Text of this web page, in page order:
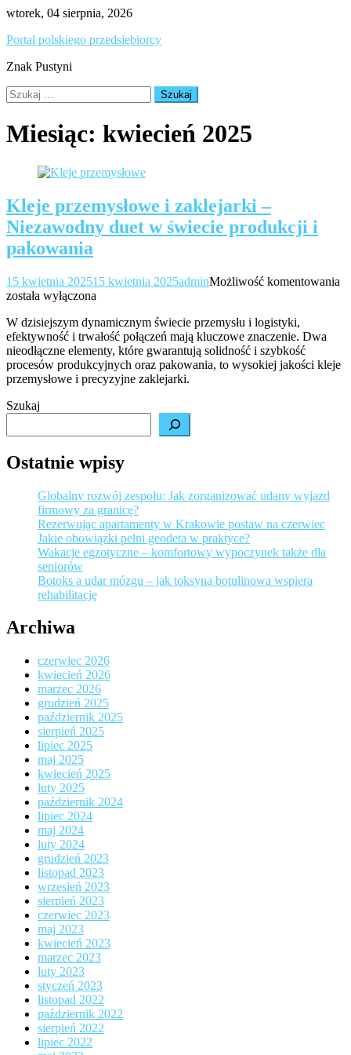
Skip
content
wtorek, 04 sierpnia, 2026
Portal polskiego przedsiębiorcy
Znak Pustyni
Szukaj:
Miesiąc: kwiecień 2025
Kleje przemysłowe i zaklejarki –
Niezawodny duet w świecie produkcji i
pakowania
15 kwietnia 202515 kwietnia 2025adminMożliwość komentowania
została wyłączona
W dzisiejszym dynamicznym świecie przemysłu i logistyki,
efektywność i trwałość połączeń mają kluczowe znaczenie. Dwa
nieodłączne elementy, które gwarantują solidność i szybkość
procesów produkcyjnych oraz pakowania, to wysokiej jakości kleje
przemysłowe i precyzyjne zaklejarki.
Szukaj
Ostatnie wpisy
Globalny rozwój zespołu: Jak zorganizować udany wyjazd
firmowy za granicę?
Rezerwując apartamenty w Krakowie postaw na czerwiec
Jakie obowiązki pełni geodeta w praktyce?
Wakacje egzotyczne – komfortowy wypoczynek także dla
seniorów
Botoks a udar mózgu – jak toksyna botulinowa wspiera
rehabilitację
Archiwa
czerwiec 2026
kwiecień 2026
marzec 2026
grudzień 2025
październik 2025
sierpień 2025
lipiec 2025
maj 2025
kwiecień 2025
luty 2025
październik 2024
lipiec 2024
maj 2024
luty 2024
grudzień 2023
listopad 2023
wrzesień 2023
sierpień 2023
czerwiec 2023
maj 2023
kwiecień 2023
marzec 2023
luty 2023
styczeń 2023
listopad 2022
październik 2022
sierpień 2022
lipiec 2022